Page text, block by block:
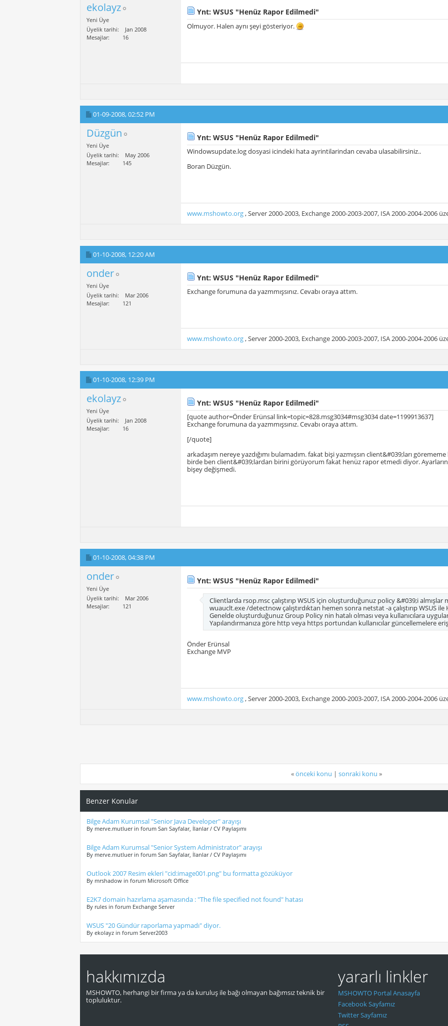
ekolayz
Yeni Üye
Üyelik tarihi
Jan 2008
Mesajlar
16
Ynt: WSUS "Henüz Rapor Edilmedi"
Olmuyor. Halen aynı şeyi gösteriyor.
01-09-2008,02:52 PM
Düzgün
Yeni Üye
Üyelik tarihi
May 2006
Mesajlar
145
Ynt: WSUS "Henüz Rapor Edilmedi"
Windowsupdate.log dosyasi icindeki hata ayrintilarindan cevaba ulasabilirsiniz..
Boran Düzgün.
www.mshowto.org, Server 2000-2003, Exchange 2000-2003-2007, ISA 2000-2004-2006
01-10-2008, 12:20 AM
onder
Yeni Üye
Üyelik tarihi
Mar 2006
Mesajlar
121
Ynt: WSUS "Henüz Rapor Edilmedi"
Exchange forumuna da yazmmışsınız. Cevabı oraya attım.
www.mshowto.org, Server 2000-2003, Exchange 2000-2003-2007, ISA 2000-2004-2006
01-10-2008, 12:39 PM
ekolayz
Yeni Üye
Üyelik tarihi
Jan 2008
Mesajlar
16
Ynt: WSUS "Henüz Rapor Edilmedi"
[quote author=Önder Erünsal link=topic=828.msg3034#msg3034 date=1199913637]
Exchange forumuna da yazmmışsınız. Cevabı oraya attım.
[/quote]
arkadaşım nereye yazdığımı bulamadım. fakat bişi yazmışsın client&#039;ları
birde ben client&#039;lardan birini görüyorum fakat henüz rapor etmedi diyor.
bişey değişmedi.
01-10-2008,04:38 PM
onder
Yeni Üye
Üyelik tarihi
Mar 2006
Mesajlar
121
Ynt: WSUS "Henüz Rapor Edilmedi"
Clientlarda rsop.msc çalıştırıp WSUS için oluşturduğunuz policy &#039;i almışlar
wuauclt.exe /detectnow çalıştırdıktan hemen sonra netstat -a çalıştırıp WSUS ile
Genelde oluşturduğunuz Group Policy nin hatalı olması veya kullanıcılara
Yapılandırmanıza göre http veya https portundan kullanıcılar güncellemelere
Önder Erünsal
Exchange MVP
www.mshowto.org, Server 2000-2003, Exchange 2000-2003-2007, ISA 2000-2004-2006
«önceki konu | sonraki konu »
Benzer Konular
Bilge Adam Kurumsal "Senior Java Developer" arayışı
By merve.mutluer in forum Sarı Sayfalar, İlanlar / CV Paylaşımı
Bilge Adam Kurumsal "Senior System Administrator" arayışı
By merve.mutluer in forum Sarı Sayfalar, İlanlar / CV Paylaşımı
Outlook 2007 Resim ekleri "cid:image001.png" bu formatta gözüküyor
By mrshadow in forum Microsoft Office
E2K7 domain hazırlama aşamasında : "The file specified not found" hatası
By rules in forum Exchange Server
WSUS "20 Gündür raporlama yapmadı" diyor.
By ekolayz in forum Server2003
hakkımızda
MSHOWTO, herhangi bir firma ya da kuruluş ile bağı olmayan bağımsız teknik bir
topluluktur.
yararlı linkler
MSHOWTO Portal Anasayfa
Facebook Sayfamız
Twitter Sayfamız